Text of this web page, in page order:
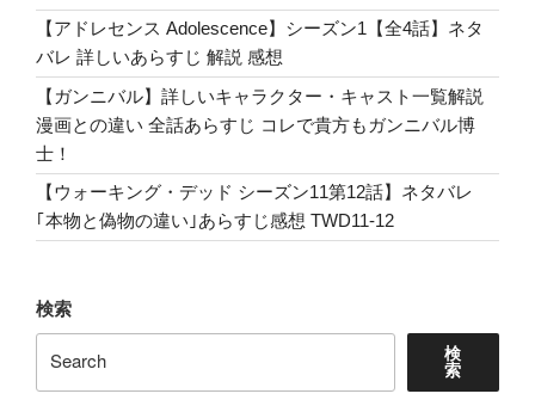
の
CM
が。
about
Jesus
And
Mary
Chain”
【アドレセンス Adolescence】シーズン1【全4話】ネタ
バレ 詳しいあらすじ 解説 感想
【ガンニバル】詳しいキャラクター・キャスト一覧解説
漫画との違い 全話あらすじ コレで貴方もガンニバル博
士！
【ウォーキング・デッド シーズン11第12話】ネタバレ
｢本物と偽物の違い｣あらすじ感想 TWD11-12
検索
検
索